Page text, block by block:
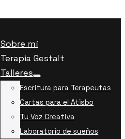
Sobre mí
Terapia Gestalt
Talleres
Escritura para Terapeutas
Cartas para el Atisbo
Tu Voz Creativa
Laboratorio de sueños